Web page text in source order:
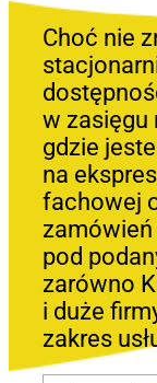
Choć nie
w zasięgu
gdzie
na
fachowej
pod
zarówno
i duże
zakres